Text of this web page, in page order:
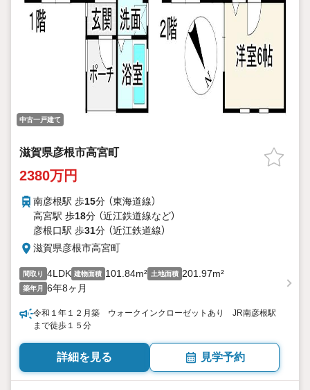
中古一戸建て
滋賀県彦根市高宮町
2380万円
南彦根駅 歩15分 （東海道線）
高宮駅 歩18分 （近江鉄道線など）
彦根口駅 歩31分 （近江鉄道線）
滋賀県彦根市高宮町
間取り 4LDK 建物面積 101.84m² 土地面積 201.97m²
築年月 6年8ヶ月
令和１年１２月築 ウォークインクローゼットあり JR南彦根駅
まで徒歩１５分
詳細を見る 見学予約